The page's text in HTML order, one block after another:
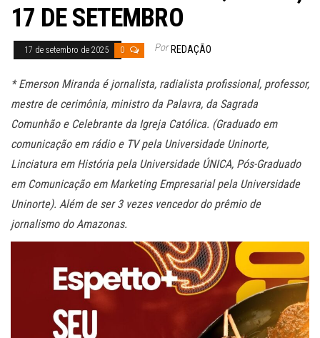
17 DE SETEMBRO
17 de setembro de 2025 0 Por REDAÇÃO
* Emerson Miranda é jornalista, radialista profissional, professor,
mestre de cerimônia, ministro da Palavra, da Sagrada
Comunhão e Celebrante da Igreja Católica. (Graduado em
comunicação em rádio e TV pela Universidade Uninorte,
Linciatura em História pela Universidade ÚNICA, Pós-Graduado
em Comunicação em Marketing Empresarial pela Universidade
Uninorte). Além de ser 3 vezes vencedor do prêmio de
jornalismo do Amazonas.